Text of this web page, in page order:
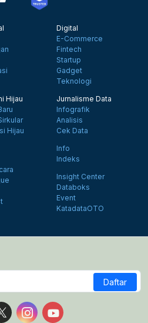
Digital
E-Commerce
Fintech
Startup
Gadget
Teknologi
Hijau
Hijau
Jurnalisme Data
Infografik
Analisis
Cek Data
Info
Indeks
Insight Center
Databoks
Event
KatadataOTO
Daftar
us on Facebook
Follow us on X
Follow us on Instagram
Follow us on